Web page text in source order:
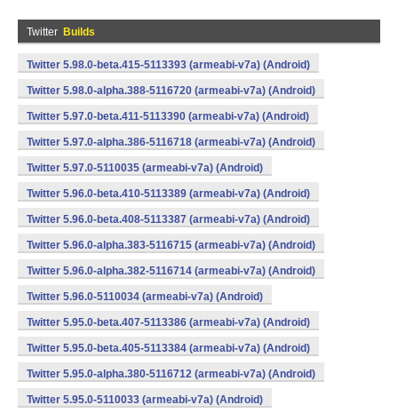
Twitter Builds
Twitter 5.98.0-beta.415-5113393 (armeabi-v7a) (Android)
Twitter 5.98.0-alpha.388-5116720 (armeabi-v7a) (Android)
Twitter 5.97.0-beta.411-5113390 (armeabi-v7a) (Android)
Twitter 5.97.0-alpha.386-5116718 (armeabi-v7a) (Android)
Twitter 5.97.0-5110035 (armeabi-v7a) (Android)
Twitter 5.96.0-beta.410-5113389 (armeabi-v7a) (Android)
Twitter 5.96.0-beta.408-5113387 (armeabi-v7a) (Android)
Twitter 5.96.0-alpha.383-5116715 (armeabi-v7a) (Android)
Twitter 5.96.0-alpha.382-5116714 (armeabi-v7a) (Android)
Twitter 5.96.0-5110034 (armeabi-v7a) (Android)
Twitter 5.95.0-beta.407-5113386 (armeabi-v7a) (Android)
Twitter 5.95.0-beta.405-5113384 (armeabi-v7a) (Android)
Twitter 5.95.0-alpha.380-5116712 (armeabi-v7a) (Android)
Twitter 5.95.0-5110033 (armeabi-v7a) (Android)